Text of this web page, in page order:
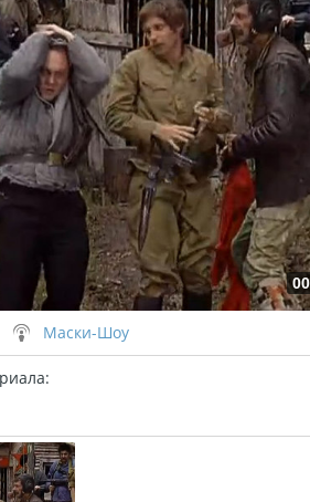
Маски-Шоу
: